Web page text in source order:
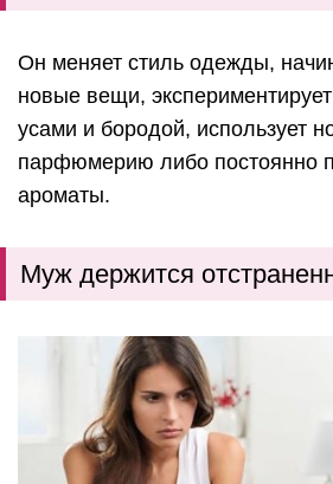
Он меняет стиль одежды,
новые вещи,
усами и бородой, использует
парфюмерию либо постоянно
ароматы.
Муж держится